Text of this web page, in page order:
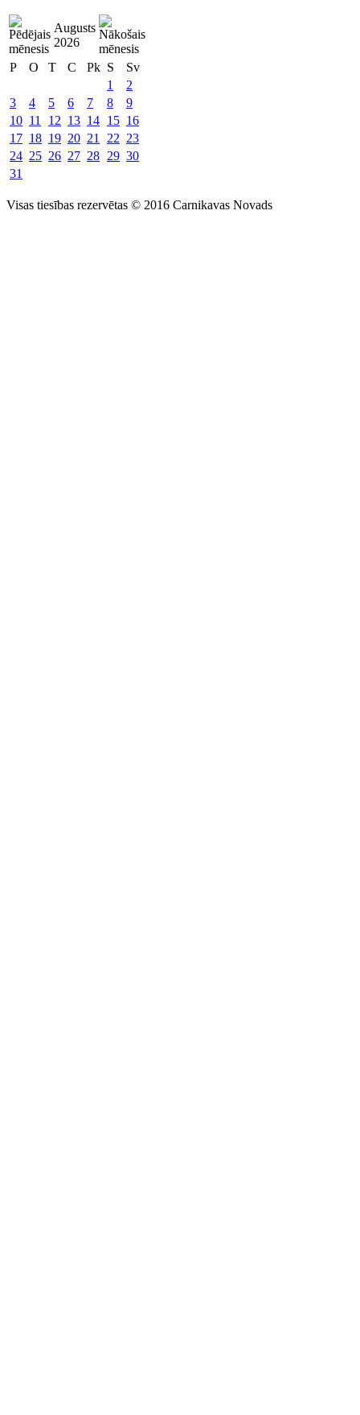
Augusts
2026
P
O T C Pk S
Sv
1
2
3
4 5 6 7 8
9
10 11 12 13 14 15 16
17 18 19 20 21 22 23
24 25 26 27 28 29 30
31
Visas tiesības rezervētas © 2016 Carnikavas Novads